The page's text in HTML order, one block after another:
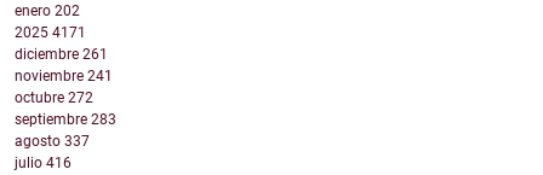
enero 202
2025 4171
diciembre 261
noviembre 241
octubre 272
septiembre 283
agosto 337
julio 416